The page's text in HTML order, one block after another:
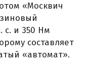
«Москвич
с. и 350 Нм
составляет
«автомат».